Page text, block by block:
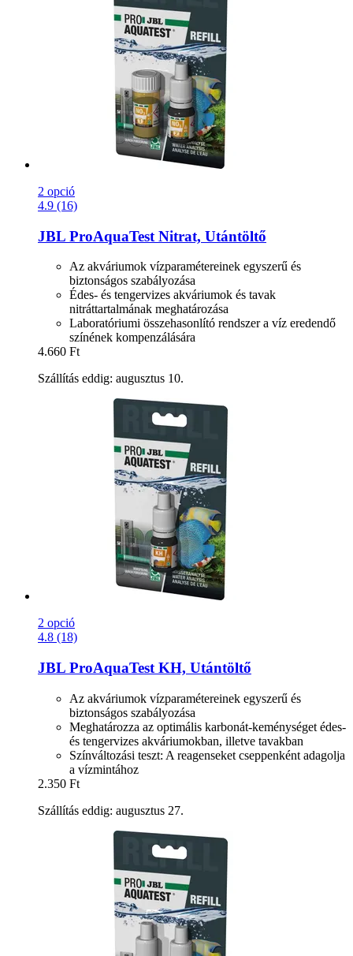
2 opció
4.9 (16)
JBL ProAquaTest Nitrat, Utántöltő
Az akváriumok vízparamétereinek egyszerű és
biztonságos szabályozása
Édes- és tengervizes akváriumok és tavak
nitráttartalmának meghatározása
Laboratóriumi összehasonlító rendszer a víz eredendő
színének kompenzálására
4.660 Ft
Szállítás eddig: augusztus 10.
2 opció
4.8 (18)
JBL ProAquaTest KH, Utántöltő
Az akváriumok vízparamétereinek egyszerű és
biztonságos szabályozása
Meghatározza az optimális karbonát-keménységet édes-
és tengervizes akváriumokban, illetve tavakban
Színváltozási teszt: A reagenseket cseppenként adagolja
a vízmintához
2.350 Ft
Szállítás eddig: augusztus 27.